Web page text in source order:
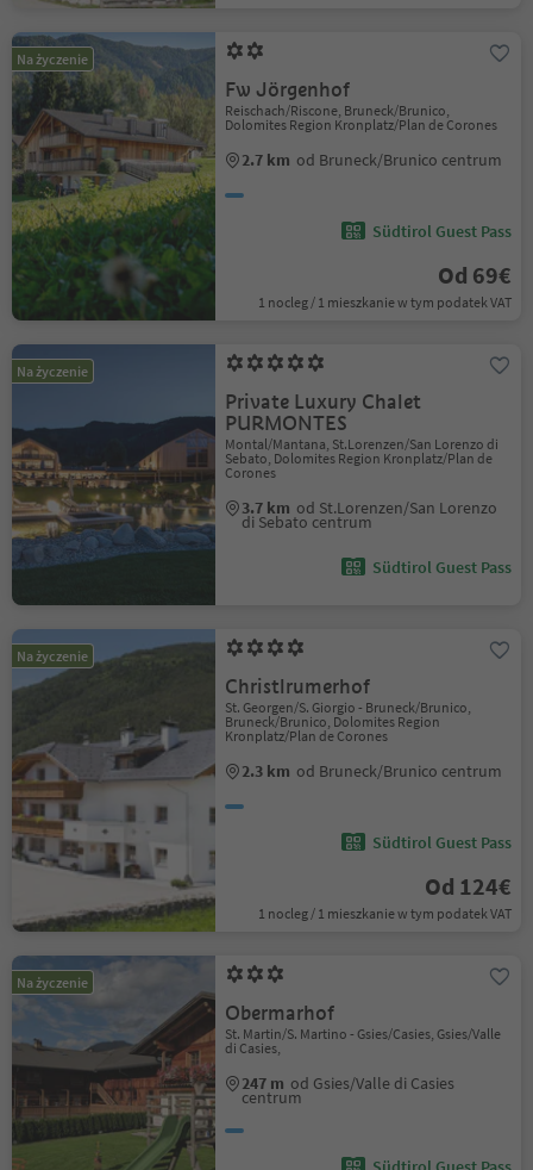
Na życzenie
Fw Jörgenhof
Reischach/Riscone, Bruneck/Brunico,
Dolomites Region Kronplatz/Plan de Corones
2.7 km od Bruneck/Brunico centrum
Südtirol Guest Pass
Od 69€
1 nocleg / 1 mieszkanie w tym podatek VAT
Na życzenie
Private Luxury Chalet
PURMONTES
Montal/Mantana, St.Lorenzen/San Lorenzo di
Sebato, Dolomites Region Kronplatz/Plan de
Corones
3.7 km od St.Lorenzen/San Lorenzo
di Sebato centrum
Südtirol Guest Pass
Na życzenie
Christlrumerhof
St. Georgen/S. Giorgio - Bruneck/Brunico,
Bruneck/Brunico, Dolomites Region
Kronplatz/Plan de Corones
2.3 km od Bruneck/Brunico centrum
Südtirol Guest Pass
Od 124€
1 nocleg / 1 mieszkanie w tym podatek VAT
Na życzenie
Obermarhof
St. Martin/S. Martino - Gsies/Casies, Gsies/Valle
di Casies,
247 m od Gsies/Valle di Casies
centrum